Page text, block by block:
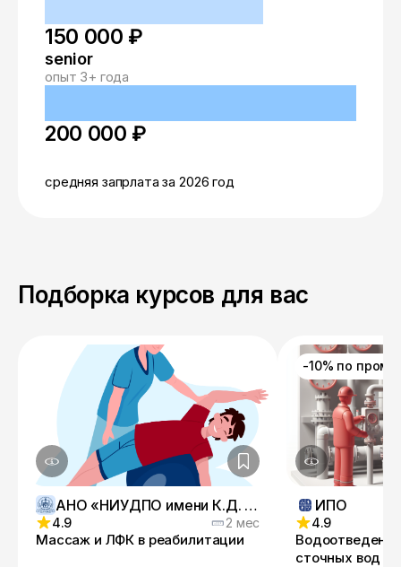
150 000 ₽
senior
опыт 3+ года
200 000 ₽
средняя запрлата за 2026 год
Подборка курсов для вас
АНО «НИУДПО имени К.Д. Ушинского»
4.9 2 мес
Массаж и ЛФК в реабилитации
-10% по
ИПО
4.9
сточных вод